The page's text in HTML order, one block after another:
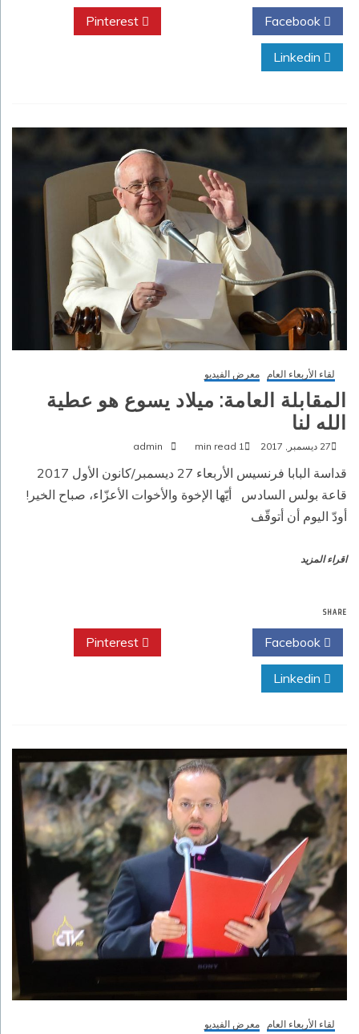
وثيقة
الإخوة
الإنسانية
لقاء الأربعاء العام معرض الفيديو
المقابلة العامة: ميلاد يسوع هو عطية
الله لنا
27 ديسمبر, 2017 1 min read
admin
قاعة بولس السادس أيّها الإخوة والأخوات الأعزّاء، صباح الخير!
أودّ اليوم أن أتوقّف
اقراء المزيد
SHARE
لقاء الأربعاء العام معرض الفيديو